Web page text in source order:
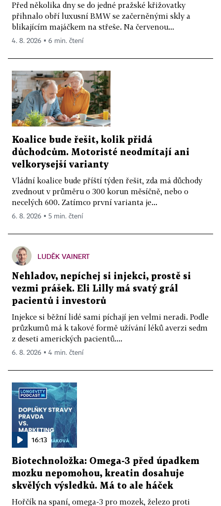
Před několika dny se do jedné pražské křižovatky
přihnalo obří luxusní BMW se začerněnými skly a
blikajícím majáčkem na střeše. Na červenou...
4. 8. 2026 ▪ 6 min. čtení
Koalice bude řešit, kolik přidá
důchodcům. Motoristé neodmítají ani
velkorysejší varianty
Vládní koalice bude příští týden řešit, zda má důchody
zvednout v průměru o 300 korun měsíčně, nebo o
necelých 600. Zatímco první varianta je...
6. 8. 2026 ▪ 5 min. čtení
LUDĚK VAINERT
Nehladov, nepíchej si injekci, prostě si
vezmi prášek. Eli Lilly má svatý grál
pacientů i investorů
Injekce si běžní lidé sami píchají jen velmi neradi. Podle
průzkumů má k takové formě užívání léků averzi sedm
z deseti amerických pacientů....
6. 8. 2026 ▪ 4 min. čtení
16:13
Biotechnoložka: Omega-3 před úpadkem
mozku nepomohou, kreatin dosahuje
skvělých výsledků. Má to ale háček
Hořčík na spaní, omega-3 pro mozek, železo proti